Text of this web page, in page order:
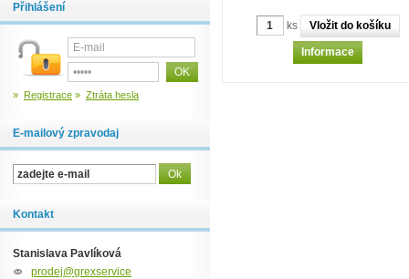
ks
Informace
Přihlášení
» Registrace » Ztráta hesla
E-mailový zpravodaj
Kontakt
Stanislava Pavlíková
prodej@grexservice.cz